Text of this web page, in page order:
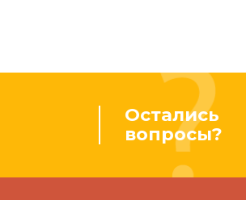
Остались
вопросы?